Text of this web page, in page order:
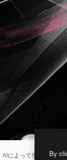
AIによって生成された
By